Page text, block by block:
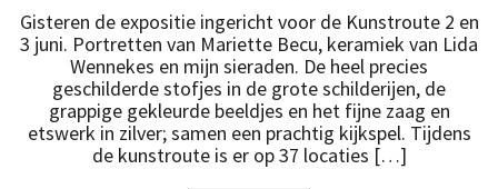
Gisteren de expositie ingericht voor de Kunstroute 2 en
3 juni. Portretten van Mariette Becu, keramiek van Lida
Wennekes en mijn sieraden. De heel precies
geschilderde stofjes in de grote schilderijen, de
grappige gekleurde beeldjes en het fijne zaag en
etswerk in zilver; samen een prachtig kijkspel. Tijdens
de kunstroute is er op 37 locaties […]